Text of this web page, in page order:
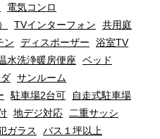
電気コンロ
TVインターフォン
共用庭
ン ディスポーザー
浴室TV
水洗浄暖房便座
ベッド
サンルーム
駐車場2台可
自走式駐車場
地デジ対応 二重サッシ
ガラス
バス１坪以上